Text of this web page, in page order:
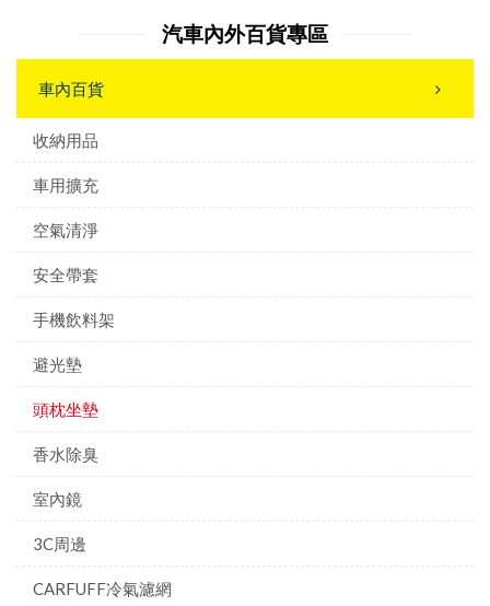
汽車內外百貨專區
車內百貨
收納用品
車用擴充
空氣清淨
安全帶套
手機飲料架
避光墊
頭枕坐墊
香水除臭
室內鏡
3C周邊
CARFUFF冷氣濾網